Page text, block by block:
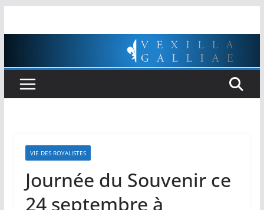
VIE DES ROYALISTES
Journée du Souvenir ce
24 septembre à